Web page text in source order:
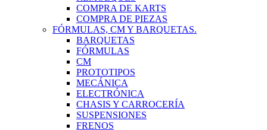
COMPRA DE KARTS
COMPRA DE PIEZAS
FÓRMULAS, CM Y BARQUETAS.
BARQUETAS
FÓRMULAS
CM
PROTOTIPOS
MECÁNICA
ELECTRÓNICA
CHASIS Y CARROCERÍA
SUSPENSIONES
FRENOS